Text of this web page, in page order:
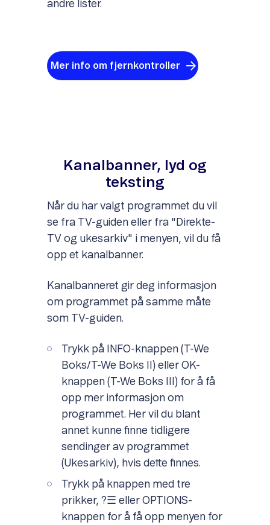
andre lister.
Mer info om fjernkontroller
Kanalbanner, lyd og
teksting
Når du har valgt programmet du vil
se fra TV-guiden eller fra "Direkte-
TV og ukesarkiv" i menyen, vil du få
opp et kanalbanner.
Kanalbanneret gir deg informasjon
om programmet på samme måte
som TV-guiden.
Trykk på INFO-knappen (T-We
Boks/T-We Boks II) eller OK-
knappen (T-We Boks III) for å få
opp mer informasjon om
programmet. Her vil du blant
annet kunne finne tidligere
sendinger av programmet
(Ukesarkiv), hvis dette finnes.
Trykk på knappen med tre
prikker, ?☰ eller OPTIONS-
knappen for å få opp menyen for